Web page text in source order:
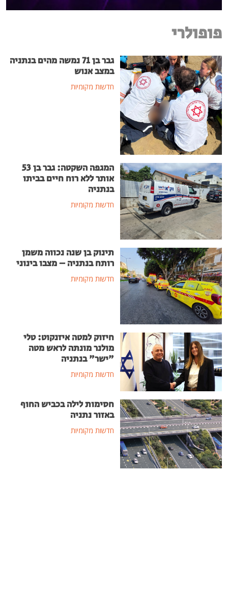
פופולרי
גבר בן 71 נמשה מהים בנתניה
במצב אנוש
חדשות מקומיות
המגפה השקטה: גבר בן 53
אותר ללא רוח חיים בביתו
בנתניה
חדשות מקומיות
תינוק בן שנה נכווה משמן
רותח בנתניה – מצבו בינוני
חדשות מקומיות
חיזוק למטה איזנקוט: טלי
מולנר מונתה לראש מטה
"ישר" בנתניה
חדשות מקומיות
חסימות לילה בכביש החוף
באזור נתניה
חדשות מקומיות